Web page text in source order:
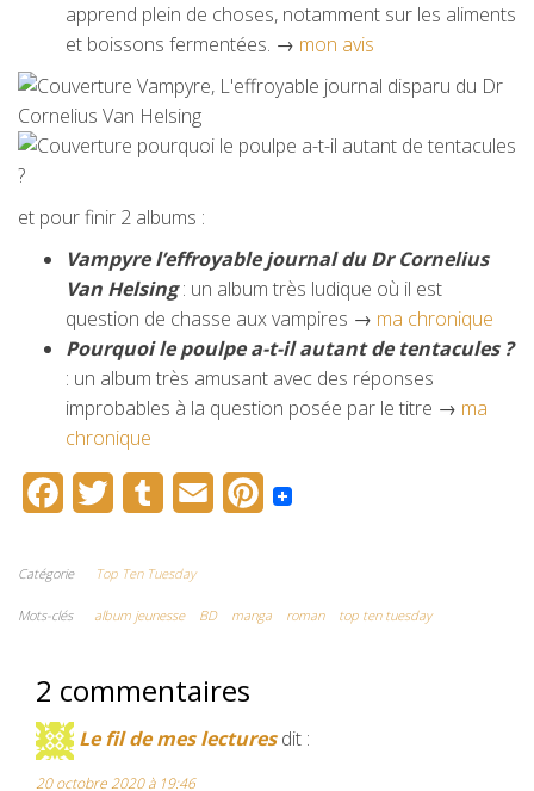
apprend plein de choses, notamment sur les aliments
et boissons fermentées. → mon avis
et pour finir 2 albums :
Vampyre l’effroyable journal du Dr Cornelius
Van Helsing: un album très ludique où il est
question de chasse aux vampires → ma chronique
Pourquoi le poulpe a-t-il autant de tentacules ?
: un album très amusant avec des réponses
improbables à la question posée par le titre → ma
chronique
c
e
o
o
k
i
t
e
r
m
b
r
i
P
t
e
Catégorie Top Ten Tuesday
Mots-clés album jeunesse BD manga roman top ten tuesday
2 commentaires
Le fil de mes lectures dit :
20 octobre 2020 à 19:46